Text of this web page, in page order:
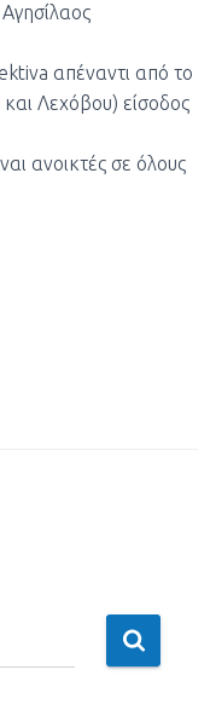
απέναντι από το
Λεχόβου) είσοδος
ανοικτές σε όλους